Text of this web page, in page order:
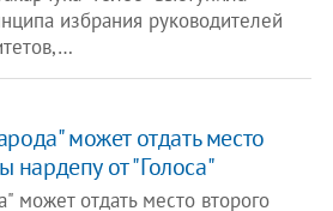
избрания руководителей
может отдать место
нардепу от "Голоса"
может отдать место второго